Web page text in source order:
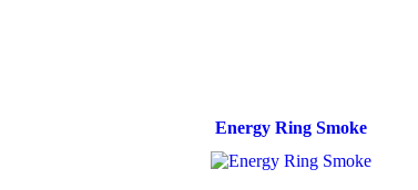
Energy Ring Smoke